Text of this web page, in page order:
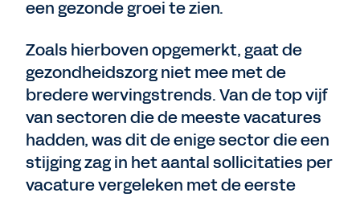
een gezonde groei te zien.
Zoals hierboven opgemerkt, gaat de
gezondheidszorg niet mee met de
bredere wervingstrends. Van de top vijf
van sectoren die de meeste vacatures
hadden, was dit de enige sector die een
stijging zag in het aantal sollicitaties per
vacature vergeleken met de eerste